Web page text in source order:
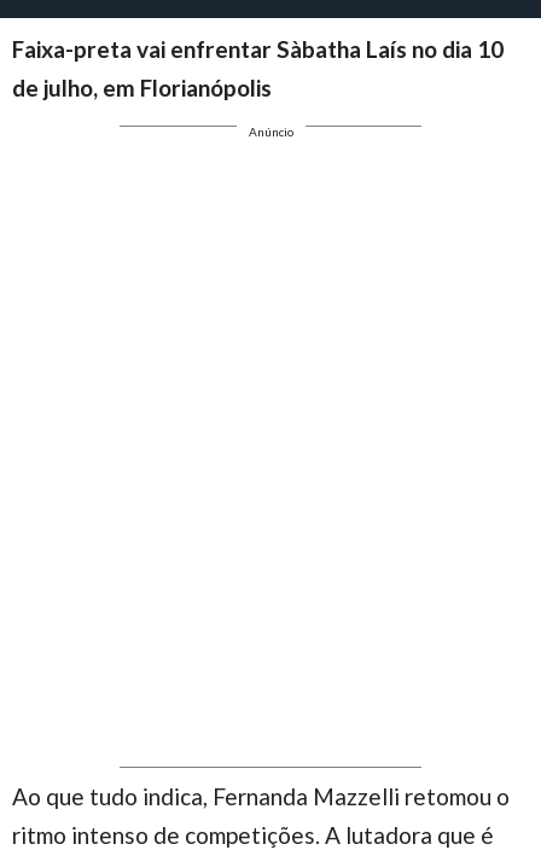
Faixa-preta vai enfrentar Sàbatha Laís no dia 10
de julho, em Florianópolis
Anúncio
Ao que tudo indica, Fernanda Mazzelli retomou o
ritmo intenso de competições. A lutadora que é